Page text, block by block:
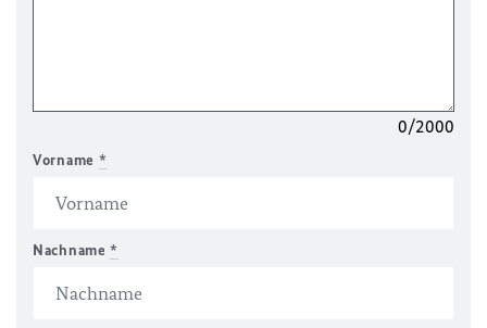
0/2000
Vorname *
Nachname*